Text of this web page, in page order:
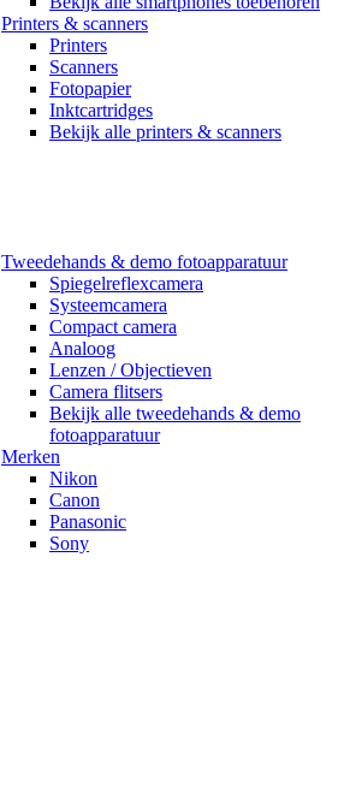
Printers & scanners
Printers
Scanners
Fotopapier
Inktcartridges
Bekijk alle printers & scanners
Tweedehands & demo fotoapparatuur
Spiegelreflexcamera
Systeemcamera
Compact camera
Analoog
Lenzen / Objectieven
Camera flitsers
Bekijk alle tweedehands & demo
fotoapparatuur
Merken
Nikon
Canon
Panasonic
Sony